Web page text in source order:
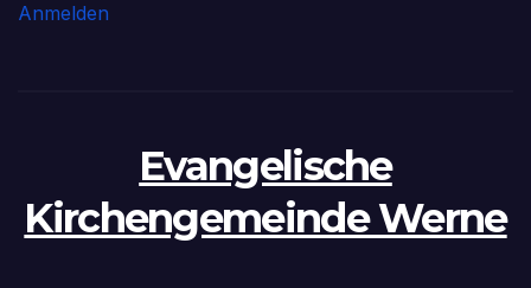
Anmelden
Evangelische
Kirchengemeinde Werne